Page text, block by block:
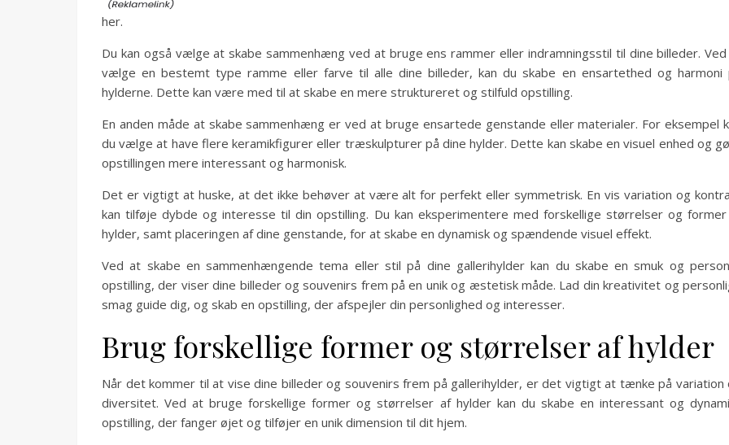
her.
Du kan også vælge at skabe sammenhæng ved at bruge ens rammer eller indramningsstil til dine billeder.
vælge en bestemt type ramme eller farve til alle dine billeder, kan du skabe en ensartethed og harmoni
hylderne. Dette kan være med til at skabe en mere struktureret og stilfuld opstilling.
En anden måde at skabe sammenhæng er ved at bruge ensartede genstande eller materialer. For eksempel
du vælge at have flere keramikfigurer eller træskulpturer på dine hylder. Dette kan skabe en visuel enhed og
opstillingen mere interessant og harmonisk.
Det er vigtigt at huske, at det ikke behøver at være alt for perfekt eller symmetrisk. En vis variation og
kan tilføje dybde og interesse til din opstilling. Du kan eksperimentere med forskellige størrelser og
hylder, samt placeringen af dine genstande, for at skabe en dynamisk og spændende visuel effekt.
Ved at skabe en sammenhængende tema eller stil på dine gallerihylder kan du skabe en smuk og
opstilling, der viser dine billeder og souvenirs frem på en unik og æstetisk måde. Lad din kreativitet og
smag guide dig, og skab en opstilling, der afspejler din personlighed og interesser.
Brug forskellige former og størrelser af hylder
Når det kommer til at vise dine billeder og souvenirs frem på gallerihylder, er det vigtigt at tænke på variation
diversitet. Ved at bruge forskellige former og størrelser af hylder kan du skabe en interessant og
opstilling, der fanger øjet og tilføjer en unik dimension til dit hjem.